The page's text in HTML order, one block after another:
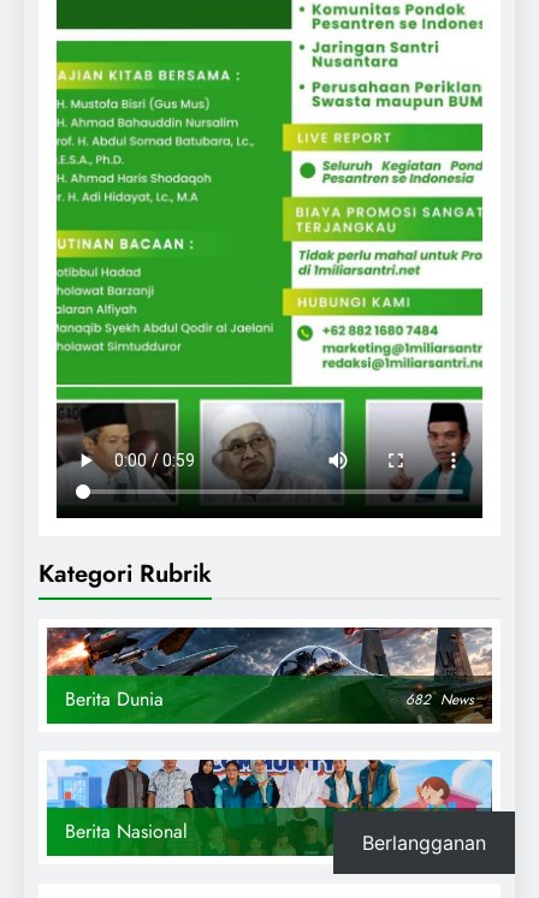
Kategori Rubrik
Berita Dunia 682 News
Berita Nasional Berlangganan